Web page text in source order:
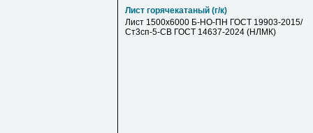
Лист горячекатаный (г/к)
Лист 1500х6000 Б-НО-ПН ГОСТ 19903-2015/
Ст3сп-5-СВ ГОСТ 14637-2024 (НЛМК)